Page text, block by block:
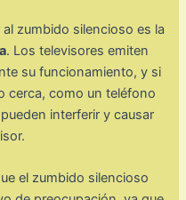
zumbido silencioso es la
. Los televisores emiten
su funcionamiento, y si
cerca, como un teléfono
interferir y causar
el zumbido silencioso